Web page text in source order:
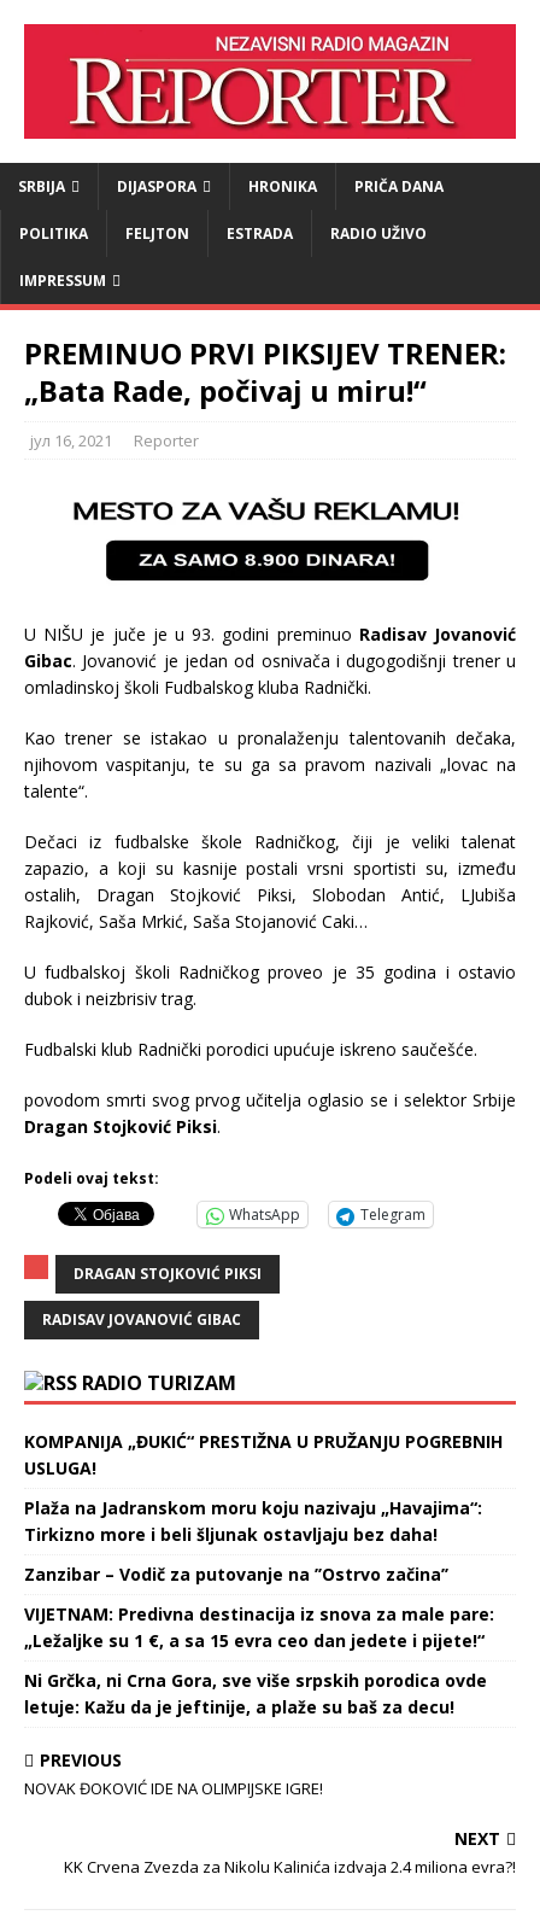
SRBIJA DIJASPORA HRONIKA PRIČA DANA
POLITIKA FELJTON ESTRADA RADIO UŽIVO
IMPRESSUM
PREMINUO PRVI PIKSIJEV TRENER:
„Bata Rade, počivaj u miru!“
јул 16, 2021 Reporter
U NIŠU je juče je u 93. godini preminuo Radisav Jovanović
Gibac. Jovanović je jedan od osnivača i dugogodišnji trener u
omladinskoj školi Fudbalskog kluba Radnički.
Kao trener se istakao u pronalaženju talentovanih dečaka,
njihovom vaspitanju, te su ga sa pravom nazivali „lovac na
talente“.
Dečaci iz fudbalske škole Radničkog, čiji je veliki talenat
zapazio, a koji su kasnije postali vrsni sportisti su, između
ostalih, Dragan Stojković Piksi, Slobodan Antić, LJubiša
Rajković, Saša Mrkić, Saša Stojanović Caki…
U fudbalskoj školi Radničkog proveo je 35 godina i ostavio
dubok i neizbrisiv trag.
Fudbalski klub Radnički porodici upućuje iskreno saučešće.
povodom smrti svog prvog učitelja oglasio se i selektor Srbije
Dragan Stojković Piksi.
Podeli ovaj tekst:
WhatsApp
Telegram
DRAGAN STOJKOVIĆ PIKSI
RADISAV JOVANOVIĆ GIBAC
RADIO TURIZAM
KOMPANIJA „ĐUKIĆ“ PRESTIŽNA U PRUŽANJU POGREBNIH
USLUGA!
Plaža na Jadranskom moru koju nazivaju „Havajima“:
Tirkizno more i beli šljunak ostavljaju bez daha!
Zanzibar – Vodič za putovanje na ’’Ostrvo začina’’
VIJETNAM: Predivna destinacija iz snova za male pare:
„Ležaljke su 1 €, a sa 15 evra ceo dan jedete i pijete!“
Ni Grčka, ni Crna Gora, sve više srpskih porodica ovde
letuje: Kažu da je jeftinije, a plaže su baš za decu!
PREVIOUS
NOVAK ĐOKOVIĆ IDE NA OLIMPIJSKE IGRE!
NEXT
KK Crvena Zvezda za Nikolu Kalinića izdvaja 2.4 miliona evra?!